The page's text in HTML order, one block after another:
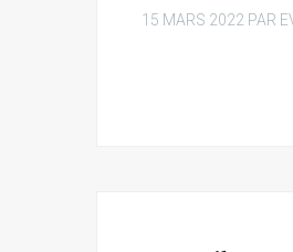
15 MARS 2022 PAR